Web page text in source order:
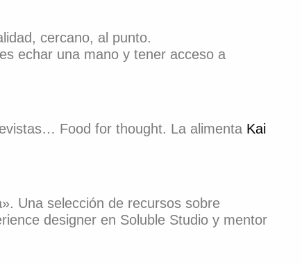
cercano, al punto.
echar una mano y tener acceso a
Food for thought. La alimenta Kai
Una selección de recursos sobre
designer en Soluble Studio y mentor